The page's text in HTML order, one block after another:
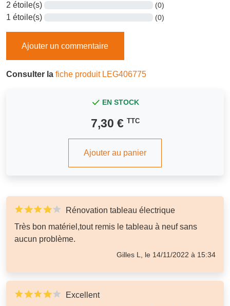
2 étoile(s) (0)
1 étoile(s) (0)
Ajouter un commentaire
Consulter la fiche produit LEG406775
EN STOCK
7,30 € TTC
Ajouter au panier
Rénovation tableau électrique
Très bon matériel,tout remis le tableau à neuf sans
aucun problème.
Gilles L, le 14/11/2022 à 15:34
Excellent